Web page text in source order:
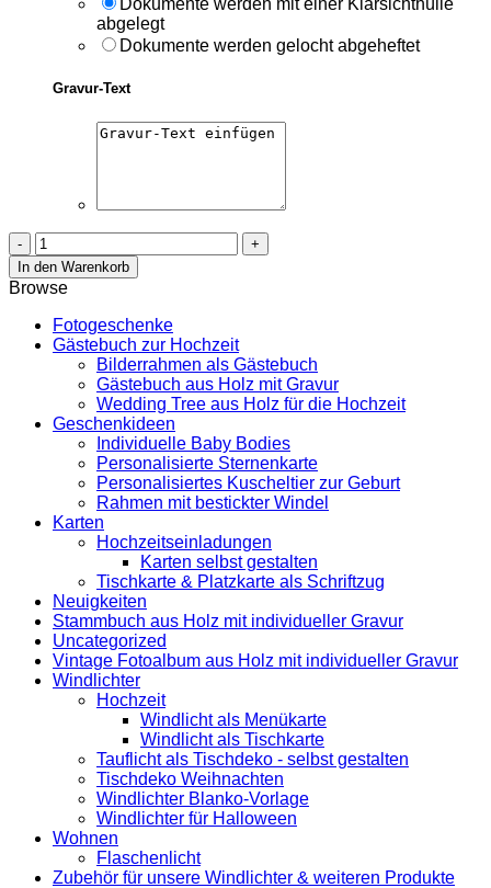
Dokumente werden mit einer Klarsichthülle
abgelegt
Dokumente werden gelocht abgeheftet
Gravur-Text
Stammbuch
aus
Holz
mit
Gravur
-
Modern
Menge
In den Warenkorb
Browse
Fotogeschenke
Gästebuch zur Hochzeit
Bilderrahmen als Gästebuch
Gästebuch aus Holz mit Gravur
Wedding Tree aus Holz für die Hochzeit
Geschenkideen
Individuelle Baby Bodies
Personalisierte Sternenkarte
Personalisiertes Kuscheltier zur Geburt
Rahmen mit bestickter Windel
Karten
Hochzeitseinladungen
Karten selbst gestalten
Tischkarte & Platzkarte als Schriftzug
Neuigkeiten
Stammbuch aus Holz mit individueller Gravur
Uncategorized
Vintage Fotoalbum aus Holz mit individueller Gravur
Windlichter
Hochzeit
Windlicht als Menükarte
Windlicht als Tischkarte
Tauflicht als Tischdeko - selbst gestalten
Tischdeko Weihnachten
Windlichter Blanko-Vorlage
Windlichter für Halloween
Wohnen
Flaschenlicht
Zubehör für unsere Windlichter & weiteren Produkte